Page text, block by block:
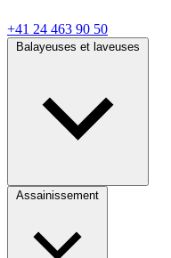
+41 24 463 90 50